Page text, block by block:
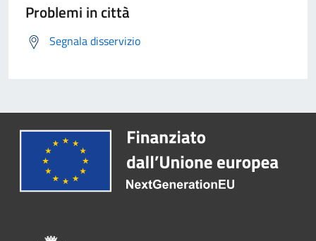
Problemi in città
Segnala disservizio